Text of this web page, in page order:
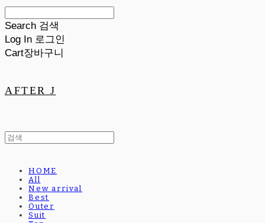
Search 검색
Log In 로그인
Cart장바구니
AFTER J
HOME
All
New arrival
Best
Outer
Suit